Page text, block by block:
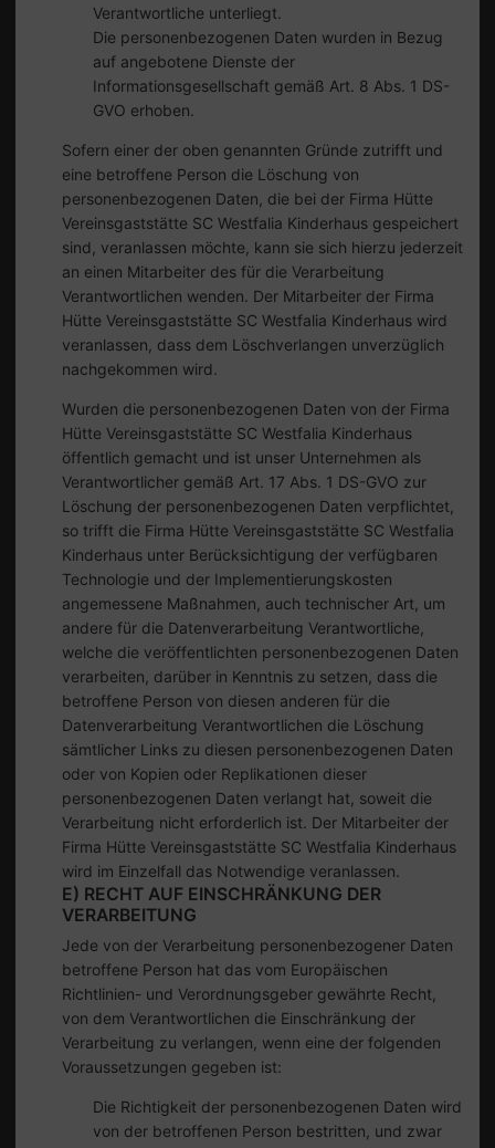
Verantwortliche unterliegt.
Die personenbezogenen Daten wurden in Bezug
auf angebotene Dienste der
Informationsgesellschaft gemäß Art. 8 Abs. 1 DS-
GVO erhoben.
Sofern einer der oben genannten Gründe zutrifft und
eine betroffene Person die Löschung von
personenbezogenen Daten, die bei der Firma Hütte
Vereinsgaststätte SC Westfalia Kinderhaus gespeichert
sind, veranlassen möchte, kann sie sich hierzu jederzeit
an einen Mitarbeiter des für die Verarbeitung
Verantwortlichen wenden. Der Mitarbeiter der Firma
Hütte Vereinsgaststätte SC Westfalia Kinderhaus wird
veranlassen, dass dem Löschverlangen unverzüglich
nachgekommen wird.
Wurden die personenbezogenen Daten von der Firma
Hütte Vereinsgaststätte SC Westfalia Kinderhaus
öffentlich gemacht und ist unser Unternehmen als
Verantwortlicher gemäß Art. 17 Abs. 1 DS-GVO zur
Löschung der personenbezogenen Daten verpflichtet,
so trifft die Firma Hütte Vereinsgaststätte SC Westfalia
Kinderhaus unter Berücksichtigung der verfügbaren
Technologie und der Implementierungskosten
angemessene Maßnahmen, auch technischer Art, um
andere für die Datenverarbeitung Verantwortliche,
welche die veröffentlichten personenbezogenen Daten
verarbeiten, darüber in Kenntnis zu setzen, dass die
betroffene Person von diesen anderen für die
Datenverarbeitung Verantwortlichen die Löschung
sämtlicher Links zu diesen personenbezogenen Daten
oder von Kopien oder Replikationen dieser
personenbezogenen Daten verlangt hat, soweit die
Verarbeitung nicht erforderlich ist. Der Mitarbeiter der
Firma Hütte Vereinsgaststätte SC Westfalia Kinderhaus
wird im Einzelfall das Notwendige veranlassen.
E) RECHT AUF EINSCHRÄNKUNG DER
VERARBEITUNG
Jede von der Verarbeitung personenbezogener Daten
betroffene Person hat das vom Europäischen
Richtlinien- und Verordnungsgeber gewährte Recht,
von dem Verantwortlichen die Einschränkung der
Verarbeitung zu verlangen, wenn eine der folgenden
Voraussetzungen gegeben ist:
Die Richtigkeit der personenbezogenen Daten wird
von der betroffenen Person bestritten, und zwar